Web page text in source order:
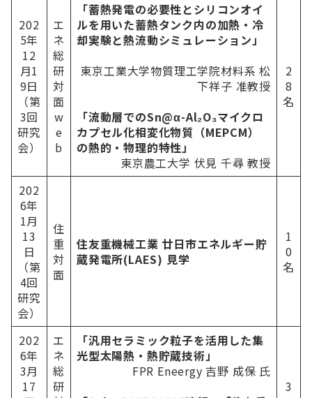
202
5年
12
⽉1
9⽇
（第
3回
研究
会）
エ
ネ
総
研
対
⾯
w
e
b
「蓄熱発電の必要性とシリコンオイ
ルを⽤いた蓄熱タンク内の加熱・冷
却実験と熱流動シミュレーション」
東京工業大学物質理工学院材料系 松
下祥子 准教授
「流動層でのSn@α-Al₂O₃マイクロ
カプセル化相変化物質（MEPCM）
の熱的・物理的特性」
東京農⼯⼤学 伏⾒ 千尋 教授
2
8
名
202
6年
1⽉
13
⽇
（第
4回
研究
会）
住
重
対
面
住友重機械⼯業 廿⽇市エネルギー貯
蔵発電所(LAES) ⾒学
1
0
名
202
6年
3⽉
17
エ
ネ
総
研
「汎⽤セラミック粒⼦を活⽤した集
光型太陽熱・熱貯蔵技術」
FPR Eneergy 吉野 成保 ⽒
3